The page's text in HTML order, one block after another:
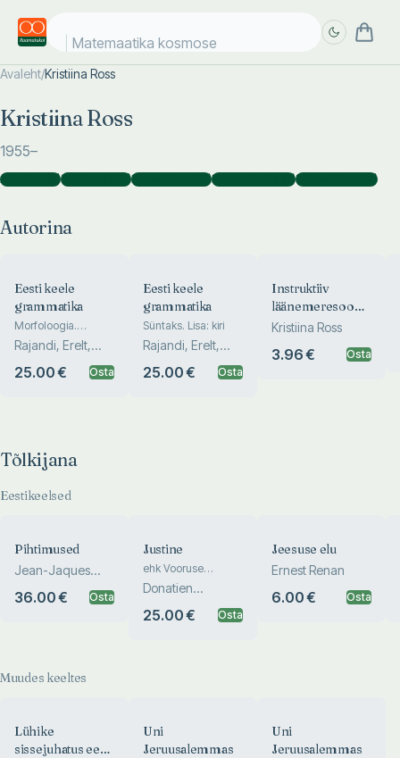
Matemaatika kosmoses
Avaleht/Kristiina Ross
Kristiina Ross
1955–
Autorina )Tõlkijana )Koostajana )Kaasautorina )Toimetajana )
Autorina
Eesti keele
grammatika
Morfoloogia.
Sõnamoodustus
Rajandi, Erelt,
Metslang...
25.00 € Osta
Eesti keele
grammatika
Süntaks. Lisa: kiri
Rajandi, Erelt,
Metslang...
25.00 € Osta
Instruktiiv
läänemeresoome
keeltes
Kristiina Ross
3.96 € Osta
Tõlkijana
Eestikeelsed
Pihtimused
Jean-Jaques
36.00 € Osta
Justine
ehk Vooruse
õnnetused
Donatien
Francois de Sade
25.00 € Osta
Jeesuse elu
Ernest Renan
6.00 € Osta
Muudes keeltes
Lühike
sissejuhatus eesti
Uni
Jeruusalemmas
Uni
Jeruusalemmas